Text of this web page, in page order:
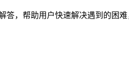
，帮助用户快速解决遇到的困难